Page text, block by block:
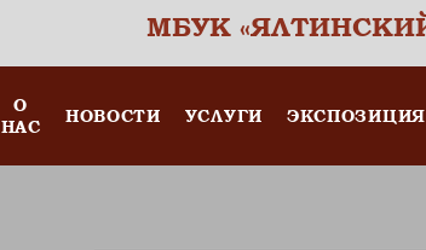
МБУК
О
НАС
НОВОСТИ УСЛУГИ ЭКСПОЗИЦИЯ